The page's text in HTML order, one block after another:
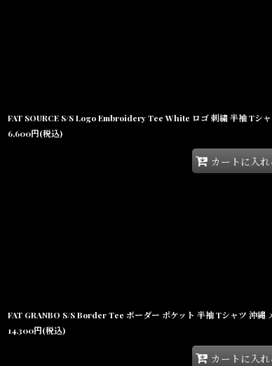
FAT SOURCE S/S Logo Embroidery Tee White ロゴ 刺繍 半袖 Tシ
6,600円(税込)
カートに入れ
FAT GRANBO S/S Border Tee ボーダー ポケット 半袖 Tシャツ 沖縄
14,300円(税込)
カートに入れ